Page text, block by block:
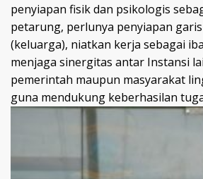
penyiapan fisik dan psikologis
petarung, perlunya penyiapan
(keluarga), niatkan kerja sebagai
menjaga sinergitas antar Instansi
pemerintah maupun masyarakat
guna mendukung keberhasilan